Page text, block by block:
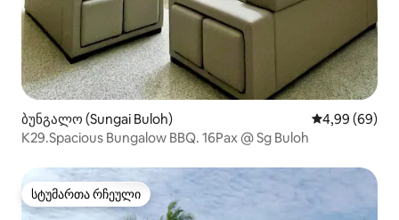
ბუნგალო (Sungai Buloh) საშუალო
4,99 (69)
K29.Spacious Bungalow BBQ. 16Pax @ Sg Buloh
სტუმართა რჩეული
სტუმართა რჩეული